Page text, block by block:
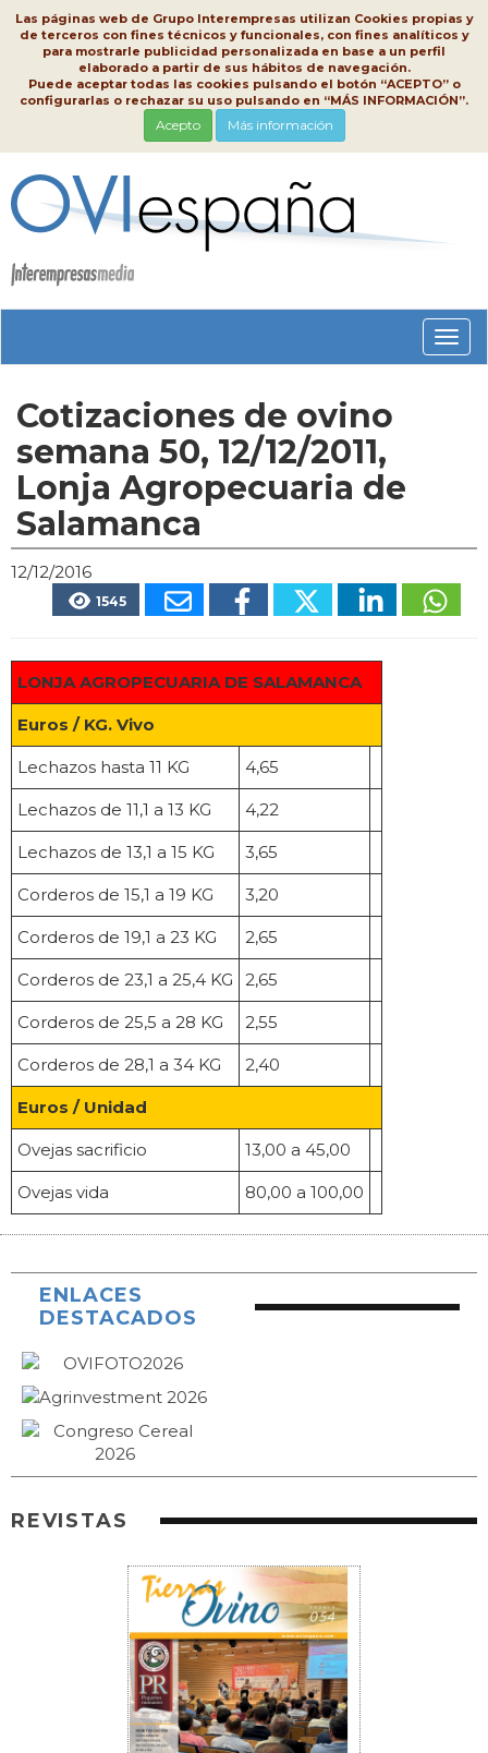
Las páginas web de Grupo Interempresas utilizan Cookies propias y
de terceros con fines técnicos y funcionales, con fines analíticos y
para mostrarle publicidad personalizada en base a un perfil
elaborado a partir de sus hábitos de navegación.
Puede aceptar todas las cookies pulsando el botón “ACEPTO” o
configurarlas o rechazar su uso pulsando en “MÁS INFORMACIÓN”.
Acepto Más información
Cotizaciones de ovino
semana 50, 12/12/2011,
Lonja Agropecuaria de
Salamanca
12/12/2016
1545
LONJA AGROPECUARIA DE SALAMANCA
Euros / KG. Vivo
Lechazos hasta 11 KG 4,65
Lechazos de 11,1 a 13 KG 4,22
Lechazos de 13,1 a 15 KG 3,65
Corderos de 15,1 a 19 KG 3,20
Corderos de 19,1 a 23 KG 2,65
Corderos de 23,1 a 25,4 KG 2,65
Corderos de 25,5 a 28 KG 2,55
Corderos de 28,1 a 34 KG 2,40
Euros / Unidad
Ovejas sacrificio 13,00 a 45,00
Ovejas vida 80,00 a 100,00
ENLACES
DESTACADOS
REVISTAS